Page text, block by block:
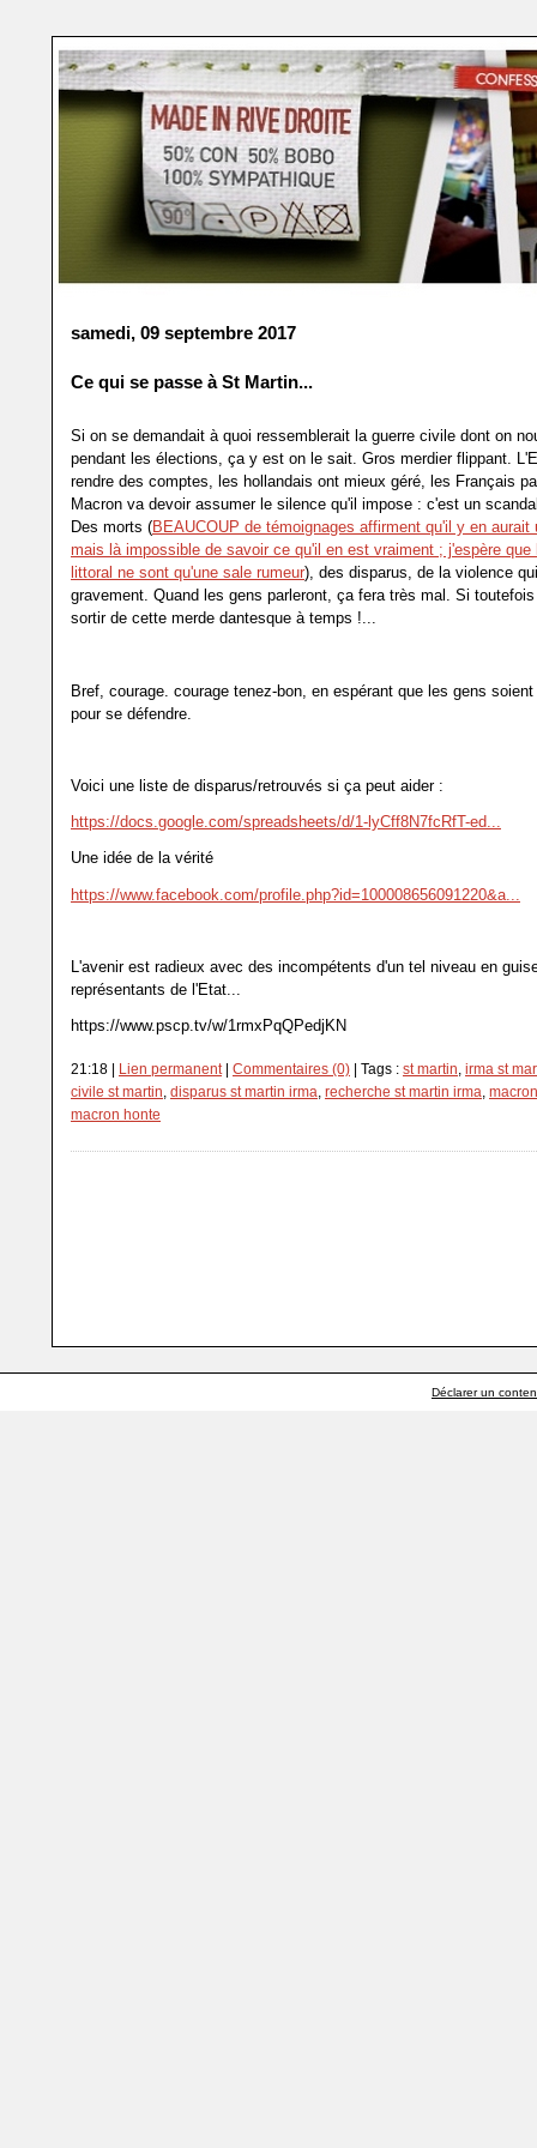
samedi, 09 septembre 2017
Ce qui se passe à St Martin...
Si on se demandait à quoi ressemblerait la guerre civile dont on
pendant les élections, ça y est on le sait. Gros merdier flippant.
rendre des comptes, les hollandais ont mieux géré, les Français
Macron va devoir assumer le silence qu'il impose : c'est un
Des morts (BEAUCOUP de témoignages affirment qu'il y en aurait
mais là impossible de savoir ce qu'il en est vraiment ; j'espère
littoral ne sont qu'une sale rumeur), des disparus, de la violence
gravement. Quand les gens parleront, ça fera très mal. Si
sortir de cette merde dantesque à temps !...
Bref, courage. courage tenez-bon, en espérant que les gens
pour se défendre.
Voici une liste de disparus/retrouvés si ça peut aider :
https://docs.google.com/spreadsheets/d/1-lyCff8N7fcRfT-ed...
Une idée de la vérité
https://www.facebook.com/profile.php?id=100008656091220&a...
L'avenir est radieux avec des incompétents d'un tel niveau en
représentants de l'Etat...
https://www.pscp.tv/w/1rmxPqQPedjKN
21:18 | Lien permanent| Commentaires (0) | Tags : st martin, irma st
civile st martin, disparus st martin irma, recherche st martin irma,
macron honte
Déclarer un